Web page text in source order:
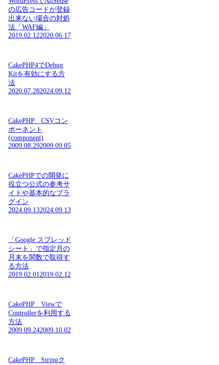
の広告コードが登録
出来ない場合の対処
法「WAF編」
2019.02.122020.06.17
CakePHP4でDebug
Kitを有効にする方
法
2020.07.282024.09.12
CakePHP CSVコン
ポーネント
(component)
2009.08.292009.09.05
CakePHPでの開発に
役立つ公式の参考サ
イトや基本的なプラ
グイン
2024.09.132024.09.13
「Google スプレッド
シート」で指定月の
月末を関数で取得す
る方法
2019.02.01 2019.02.12
CakePHP Viewで
Controllerを利用する
方法
2009.09.242009.10.02
CakePHP Stringク